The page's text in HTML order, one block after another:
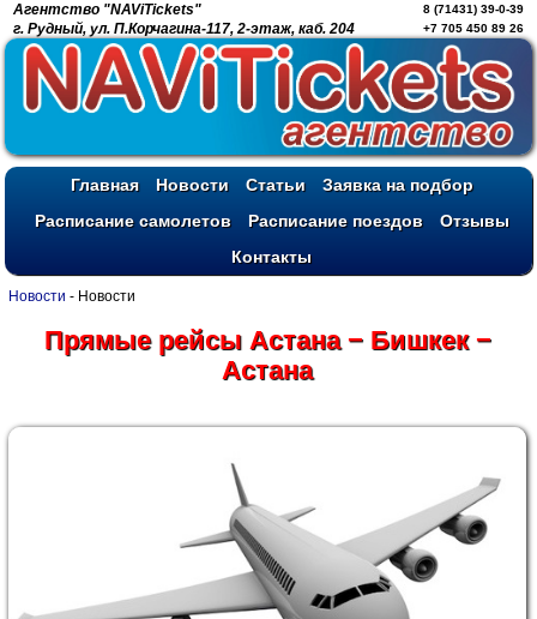
Агентство "NAViTickets"
г. Рудный, ул. П.Корчагина-117, 2-этаж, каб. 204
8 (71431) 39-0-39
+7 705 450 89 26
Главная Новости Статьи
Заявка на подбор
Расписание самолетов
Расписание поездов
Отзывы
Контакты
Новости - Новости
Прямые рейсы Астана − Бишкек −
Астана